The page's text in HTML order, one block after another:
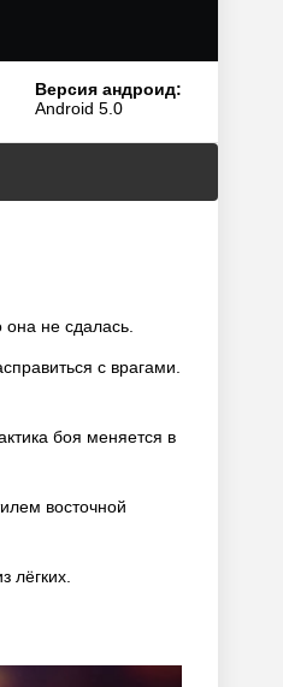
Версия андроид:
Android 5.0
не сдалась.
с врагами.
боя меняется в
восточной
лёгких.